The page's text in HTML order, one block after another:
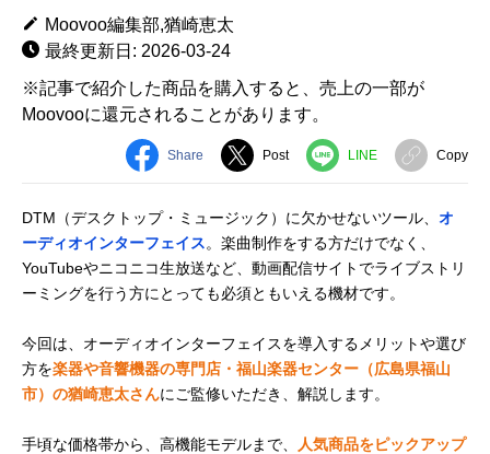
Moovoo編集部,猶崎恵太
最終更新日: 2026-03-24
※記事で紹介した商品を購入すると、売上の一部が
Moovooに還元されることがあります。
Share Post LINE Copy
DTM（デスクトップ・ミュージック）に欠かせないツール、 オ
ーディオインターフェイス。楽曲制作をする方だけでなく、
YouTubeやニコニコ生放送など、動画配信サイトでライブストリ
ーミングを行う方にとっても必須ともいえる機材です。
今回は、オーディオインターフェイスを導入するメリットや選び
方を楽器や音響機器の専門店・福山楽器センター（広島県福山
市）の猶崎恵太さんにご監修いただき、解説します。
手頃な価格帯から、高機能モデルまで、
人気商品をピックアップ